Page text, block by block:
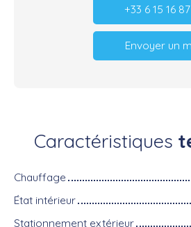
+33 6 15 16
Envoyer un
Caractéristiques
Chauffage
État intérieur
Stationnement extérieur